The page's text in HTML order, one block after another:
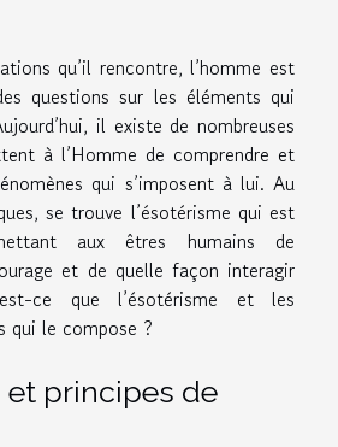
qu’il rencontre, l’homme est
questions sur les éléments qui
il existe de nombreuses
à l’Homme de comprendre et
qui s’imposent à lui. Au
se trouve l’ésotérisme qui est
aux êtres humains de
et de quelle façon interagir
ce que l’ésotérisme et les
qui le compose ?
principes de